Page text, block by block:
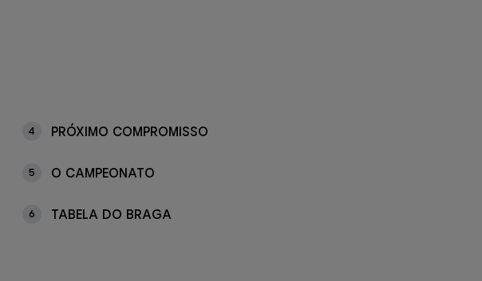
4 PRÓXIMO COMPROMISSO
5 O CAMPEONATO
6 TABELA DO BRAGA